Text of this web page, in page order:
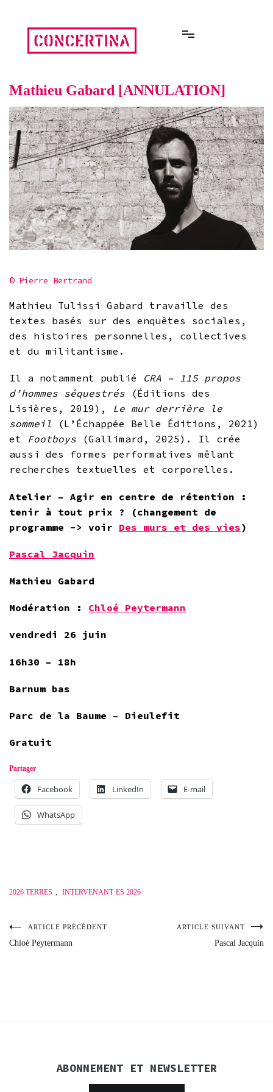
contenu
Mathieu Gabard [ANNULATION]
© Pierre Bertrand
Mathieu Tulissi Gabard travaille des
textes basés sur des enquêtes sociales,
des histoires personnelles, collectives
et du militantisme.
Il a notamment publié CRA – 115 propos
d’hommes séquestrés (Éditions des
Lisières, 2019), Le mur derrière le
sommeil (L’Échappée Belle Éditions, 2021)
et Footboys (Gallimard, 2025). Il crée
aussi des formes performatives mêlant
recherches textuelles et corporelles.
Atelier – Agir en centre de rétention :
tenir à tout prix ? (changement de
programme -> voir Des murs et des vies)
Pascal Jacquin
Mathieu Gabard
Modération : Chloé Peytermann
vendredi 26 juin
16h30 – 18h
Barnum bas
Parc de la Baume – Dieulefit
Gratuit
Partager
Facebook LinkedIn E-mail
WhatsApp
2026 TERRES , INTERVENANT·ES 2026
Navigation
ARTICLE PRÉCÉDENT
Chloé Peytermann
ARTICLE SUIVANT
Pascal Jacquin
ABONNEMENT ET NEWSLETTER